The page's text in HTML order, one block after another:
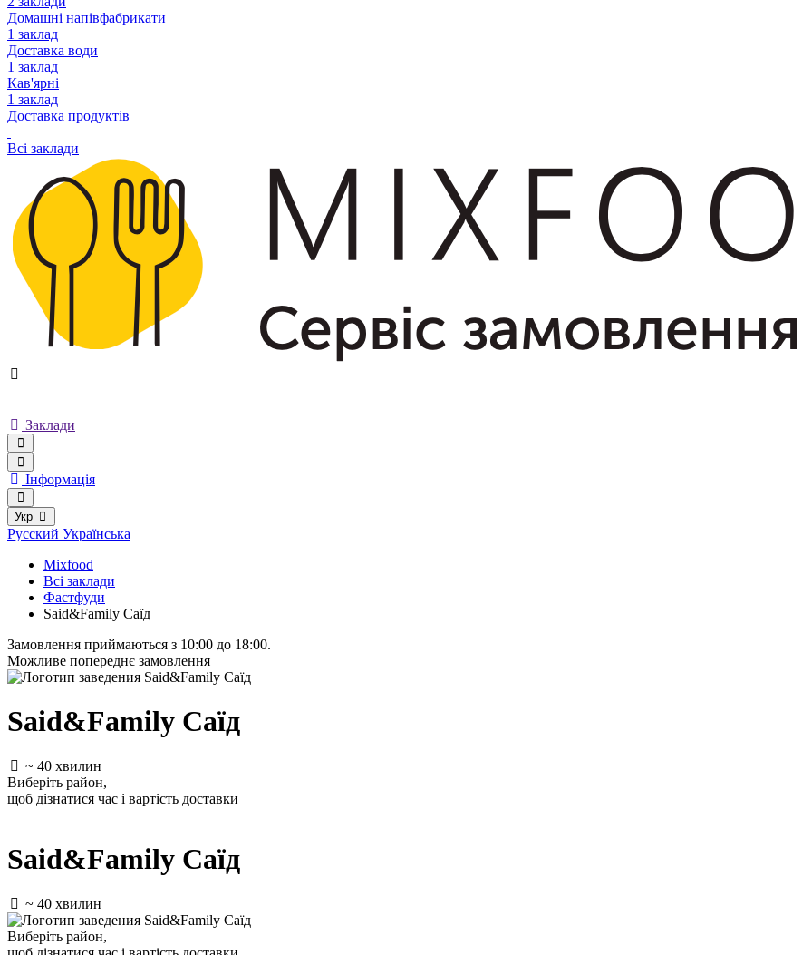
Домашні напівфабрикати
1 заклад
Доставка води
1 заклад
Кав'ярні
1 заклад
Доставка продуктів
Всі заклади
Заклади
Інформація
Укр
Русский Українська
Mixfood
Всі заклади
Фастфуди
Said&Family Саїд
Замовлення приймаються з 10:00 до 18:00.
Можливе попереднє замовлення
Said&Family Саїд
~ 40 хвилин
Виберіть район,
щоб дізнатися час і вартість доставки
Said&Family Саїд
~ 40 хвилин
Виберіть район,